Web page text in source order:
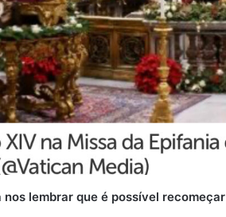
nos lembrar que é possível recomeçar